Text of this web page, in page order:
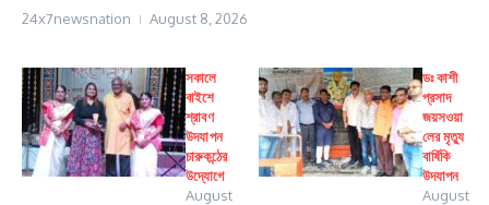
24x7newsnation August 8, 2026
সকালে
বাইশে
শ্রাবণ
উদযাপন
চারুকন্ঠের
উদ্যোগে
August
ডঃ কাশী
প্রসাদ
জয়সওয়া
লের মৃত্যু
বার্ষিকি
উদযাপন
August